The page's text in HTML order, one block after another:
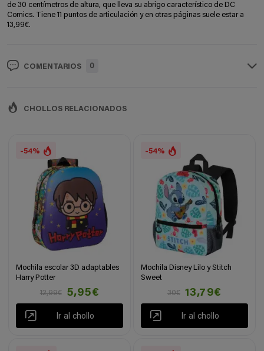
de 30 centímetros de altura, que lleva su abrigo característico de DC
Comics. Tiene 11 puntos de articulación y en otras páginas suele estar a
13,99€.
COMENTARIOS 0
CHOLLOS RELACIONADOS
-54%
Mochila escolar 3D adaptables
Harry Potter
12,99€
5,95€
Ir al chollo
-54%
Mochila Disney Lilo y Stitch
Sweet
30€
13,79€
Ir al chollo